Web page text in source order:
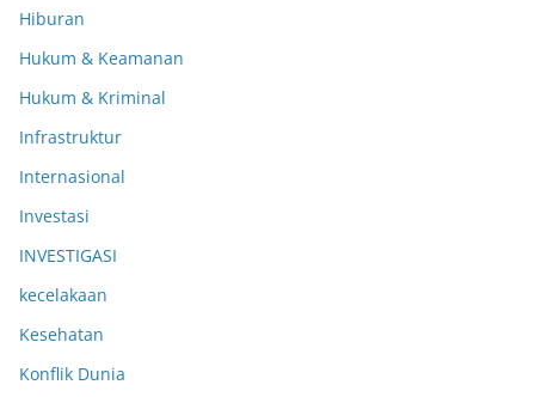
Hiburan
Hukum & Keamanan
Hukum & Kriminal
Infrastruktur
Internasional
Investasi
INVESTIGASI
kecelakaan
Kesehatan
Konflik Dunia